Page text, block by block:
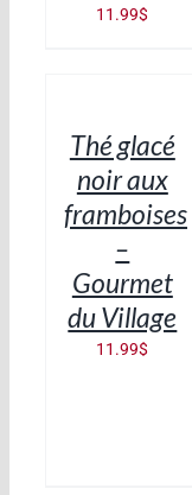
11.99$
DÉTAILS
Thé glacé
noir aux
framboises
–
Gourmet
du Village
11.99$